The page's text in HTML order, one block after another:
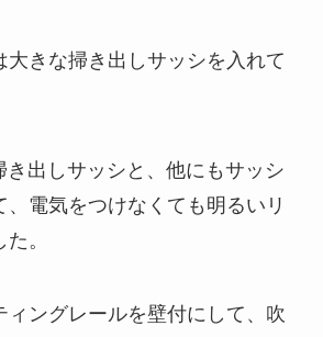
大きな掃き出しサッシを入れて
き出しサッシと、他にもサッシ
、電気をつけなくても明るいリ
。
ィングレールを壁付にして、吹